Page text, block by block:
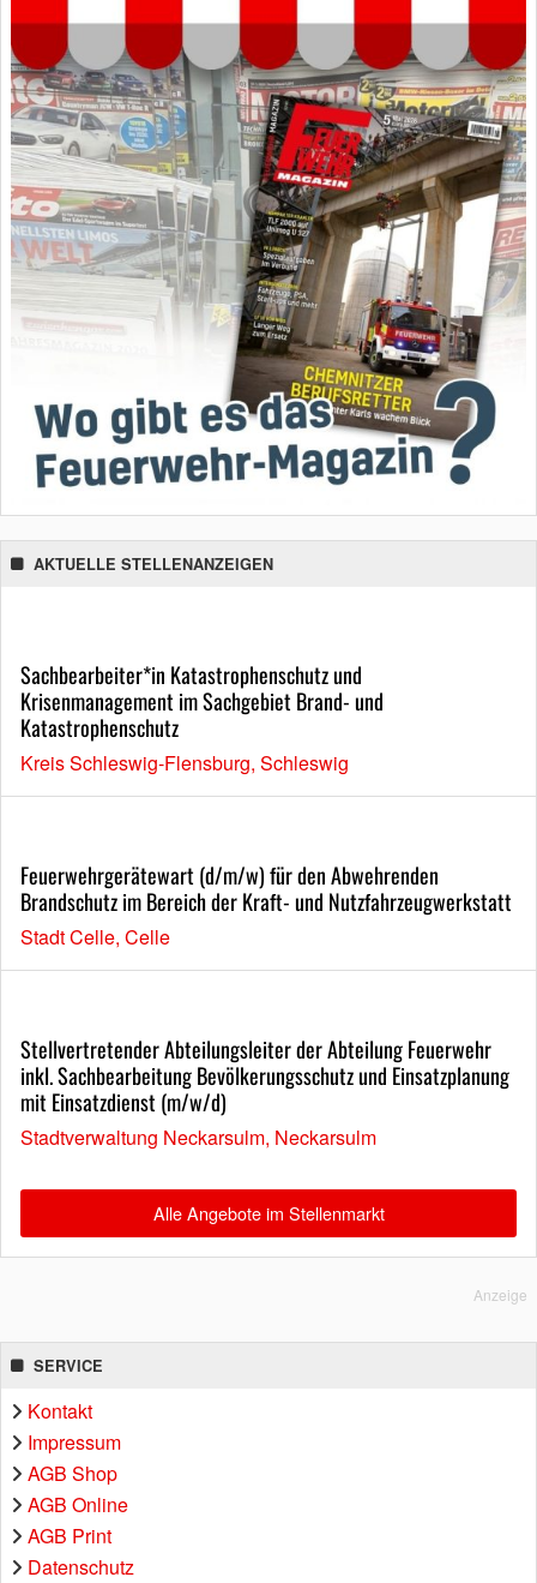
AKTUELLE STELLENANZEIGEN
Sachbearbeiter*in Katastrophenschutz und
Krisenmanagement im Sachgebiet Brand- und
Katastrophenschutz
Kreis Schleswig-Flensburg, Schleswig
Feuerwehrgerätewart (d/m/w) für den Abwehrenden
Brandschutz im Bereich der Kraft- und Nutzfahrzeugwerkstatt
Stadt Celle, Celle
Stellvertretender Abteilungsleiter der Abteilung Feuerwehr
inkl. Sachbearbeitung Bevölkerungsschutz und Einsatzplanung
mit Einsatzdienst (m/w/d)
Stadtverwaltung Neckarsulm, Neckarsulm
Alle Angebote im Stellenmarkt
Anzeige
SERVICE
Kontakt
Impressum
AGB Shop
AGB Online
AGB Print
Datenschutz